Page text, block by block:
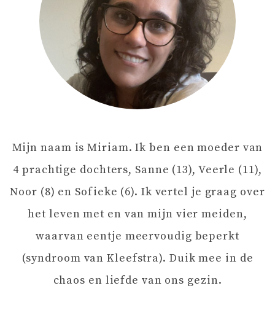
V
I
A
Mijn naam is Miriam. Ik ben een moeder van
4 prachtige dochters, Sanne (13), Veerle (11),
Noor (8) en Sofieke (6). Ik vertel je graag over
het leven met en van mijn vier meiden,
waarvan eentje meervoudig beperkt
(syndroom van Kleefstra). Duik mee in de
chaos en liefde van ons gezin.